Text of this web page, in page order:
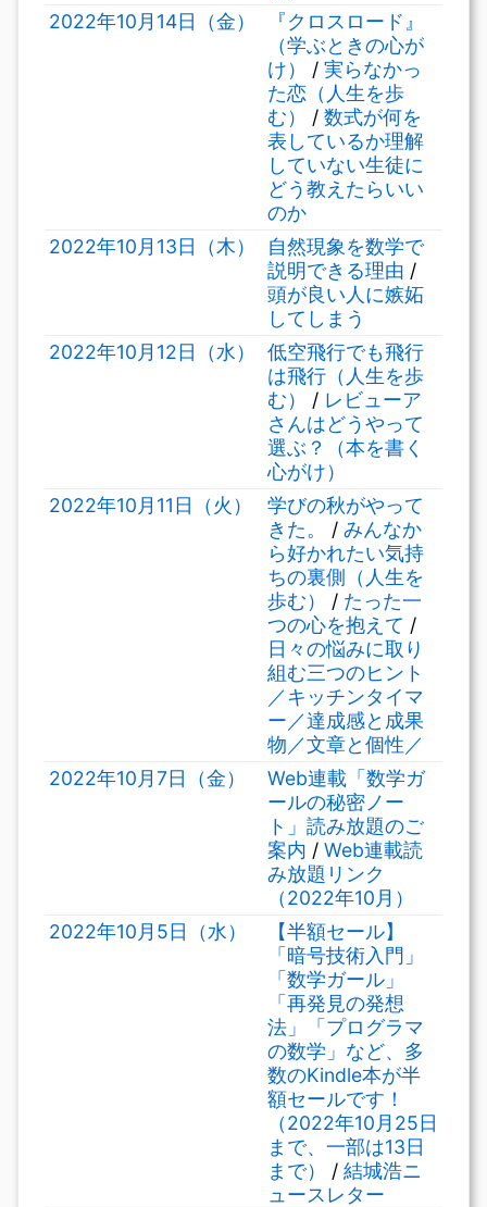
2022年10月14日（金）
『クロスロード』
（学ぶときの心が
け）
/ 実らなかっ
た恋（人生を歩
む）
/ 数式が何を
表しているか理解
していない生徒に
どう教えたらいい
のか
2022年10月13日（木）
自然現象を数学で
説明できる理由 /
頭が良い人に嫉妬
してしまう
2022年10月12日（水）
低空飛行でも飛行
は飛行（人生を歩
む）
/ レビューア
さんはどうやって
選ぶ？（本を書く
心がけ）
2022年10月11日（火）
学びの秋がやって
きた。
/ みんなか
ら好かれたい気持
ちの裏側（人生を
歩む）
/ たった一
つの心を抱えて /
日々の悩みに取り
組む三つのヒント
／キッチンタイマ
ー／達成感と成果
物／文章と個性／
2022年10月7日（金）
Web連載「数学ガ
ールの秘密ノー
ト」読み放題のご
案内 / Web連載読
み放題リンク
（2022年10月）
2022年10月5日（水）
【半額セール】
「暗号技術入門」
「数学ガール」
「再発見の発想
法」「プログラマ
の数学」など、多
数のKindle本が半
額セールです！
（2022年10月25日
まで、一部は13日
まで）
/ 結城浩ニ
ュースレター